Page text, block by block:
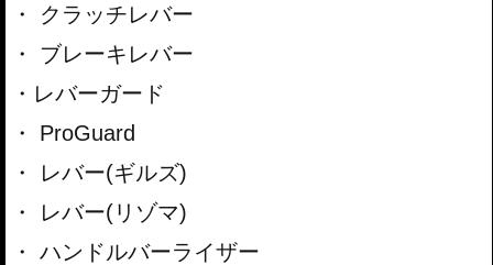
クラッチレバー
ブレーキレバー
レバーガード
ProGuard
レバー(ギルズ)
レバー(リゾマ)
ハンドルバーライザー